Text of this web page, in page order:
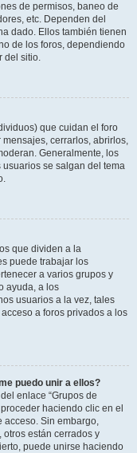
de permisos, baneo de
etc. Dependen del
dado. Ellos también tienen
de los foros, dependiendo
del sitio.
que cuidan el foro
cerrarlos, abrirlos,
Generalmente, los
se salgan del tema
que dividen a la
puede trabajar los
a varios grupos y
ayuda, a los
usuarios a la vez, tales
a foros privados a los
puedo unir a ellos?
enlace “Grupos de
haciendo clic en el
acceso. Sin embargo,
están cerrados y
puede unirse haciendo